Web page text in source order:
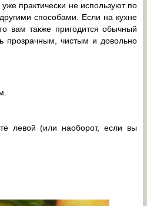
практически не используют по
способами. Если на кухне
вам также пригодится обычный
прозрачным, чистым и довольно
левой (или наоборот, если вы